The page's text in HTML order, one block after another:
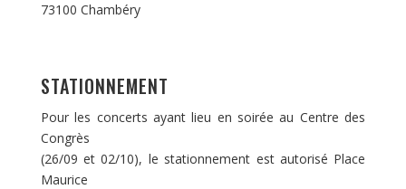
73100 Chambéry
STATIONNEMENT
Pour les concerts ayant lieu en soirée au Centre des
Congrès
(26/09 et 02/10), le stationnement est autorisé Place
Maurice